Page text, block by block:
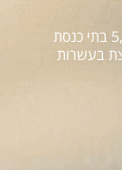
השבועון מופץ בעשרות אלפי עותקים בכ-5,500 בתי כנסת
בעשרות